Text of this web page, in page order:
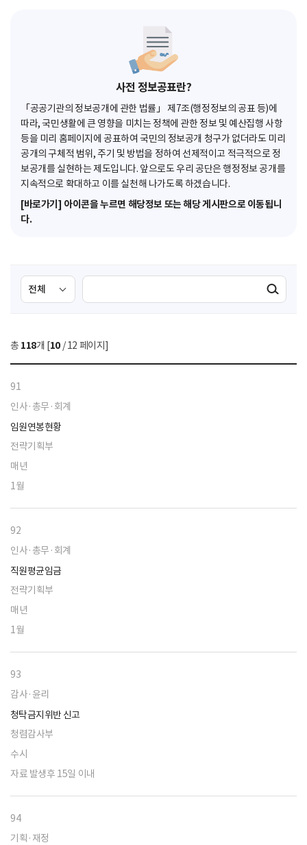
사전 정보공표란?
「공공기관의 정보공개에 관한 법률」 제7조(행정정보의 공표 등)에
따라, 국민생활에 큰 영향을 미치는 정책에 관한 정보 및 예산집행 사항
등을 미리 홈페이지에 공표하여 국민의 정보공개 청구가 없더라도 미리
공개의 구체적 범위, 주기 및 방법을 정하여 선제적이고 적극적으로 정
보공개를 실현하는 제도입니다. 앞으로도 우리 공단은 행정정보 공개를
지속적으로 확대하고 이를 실천해 나가도록 하겠습니다.
[바로가기] 아이콘을 누르면 해당정보 또는 해당 게시판으로 이동됩니
다.
검
색
선
택
색
검색실행
총 118개 [10 / 12 페이지]
91
인사·총무·회계
임원연봉현황
전략기획부
매년
1월
92
인사·총무·회계
직원평균임금
전략기획부
매년
1월
93
감사·윤리
청탁금지위반 신고
청렴감사부
수시
자료 발생후 15일 이내
94
기획·재정